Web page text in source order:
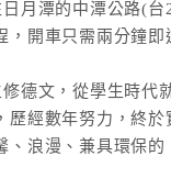
月潭的中潭公路(台
，開車只需兩分鐘即
德文，從學生時代
歷經數年努力，終
、浪漫、兼具環保